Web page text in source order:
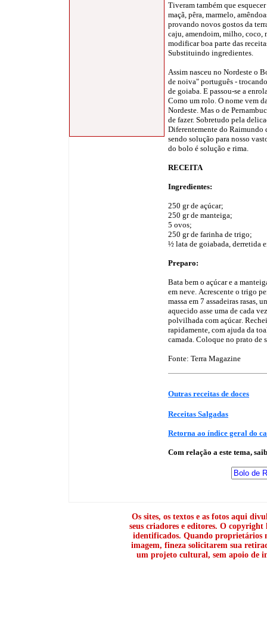
Tiveram também que
maçã, pêra, marmelo,
provando novos gostos da
caju, amendoim, milho, coco,
modificar boa parte das
Substituindo ingredientes.
Assim nasceu no Nordeste o
de noiva" português -
de goiaba. E passou-se a
Como um rolo. O nome vem
Nordeste. Mas o de
de fazer. Sobretudo pela
Diferentemente do Raimundo
sendo solução para nosso
do bolo é solução e rima.
RECEITA
Ingredientes:
250 gr de açúcar;
250 gr de manteiga;
5 ovos;
250 gr de farinha de trigo;
½ lata de goiabada, derretida
Preparo:
Bata bem o açúcar e a
em neve. Acrescente o trigo
massa em 7 assadeiras rasas,
aquecido asse uma de cada
polvilhada com açúcar.
rapidamente, com ajuda da
camada. Coloque no prato de
Fonte: Terra Magazine
Outras receitas de doces
Receitas Salgadas
Retorna ao índice geral do
Com relação a este tema,